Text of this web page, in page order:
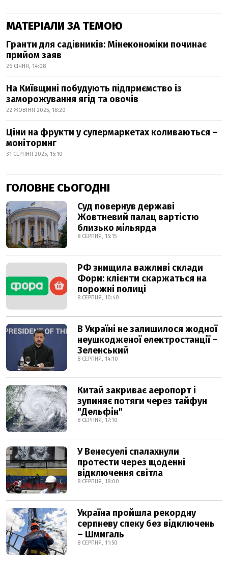
МАТЕРІАЛИ ЗА ТЕМОЮ
Гранти для садівників: Мінекономіки починає
прийом заяв
26 СІЧНЯ, 14:08
На Київщині побудують підприємство із
заморожування ягід та овочів
22 ЖОВТНЯ 2025, 18:20
Ціни на фрукти у супермаркетах коливаються –
моніторинг
31 СЕРПНЯ 2025, 15:10
ГОЛОВНЕ СЬОГОДНІ
Суд повернув державі
Жовтневий палац вартістю
близько мільярда
8 СЕРПНЯ, 15:15
РФ знищила важливі склади
Фори: клієнти скаржаться на
порожні полиці
8 СЕРПНЯ, 10:40
В Україні не залишилося жодної
неушкодженої електростанції –
Зеленський
8 СЕРПНЯ, 14:10
Китай закриває аеропорт і
зупиняє потяги через тайфун
"Дельфін"
8 СЕРПНЯ, 17:10
У Венесуелі спалахнули
протести через щоденні
відключення світла
8 СЕРПНЯ, 18:00
Україна пройшла рекордну
серпневу спеку без відключень
– Шмигаль
8 СЕРПНЯ, 11:50